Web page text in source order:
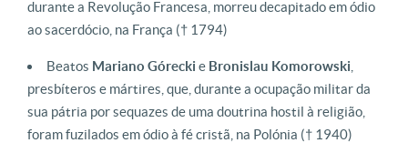
durante a Revolução Francesa, morreu decapitado em ódio
ao sacerdócio, na França († 1794)
Beatos Mariano Górecki e Bronislau Komorowski
presbíteros e mártires, que, durante a ocupação militar da
sua pátria por sequazes de uma doutrina hostil à religião,
foram fuzilados em ódio à fé cristã, na Polónia († 1940)